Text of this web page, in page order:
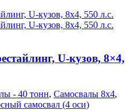
U-кузов, 8×4,
- 40 тонн, Самосвалы 8х4,
самосвал (4 оси)